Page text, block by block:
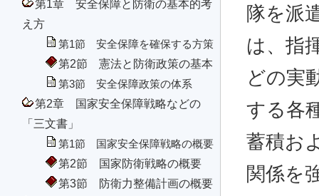
第1章 安全保障と防衛の基本的考
え方
第1節 安全保障を確保する方策
第2節 憲法と防衛政策の基本
第3節 安全保障政策の体系
第2章 国家安全保障戦略などの
「三文書」
第1節 国家安全保障戦略の概要
第2節 国家防衛戦略の概要
第3節 防衛力整備計画の概要
隊を派
は、指
どの実
する各
蓄積お
関係を